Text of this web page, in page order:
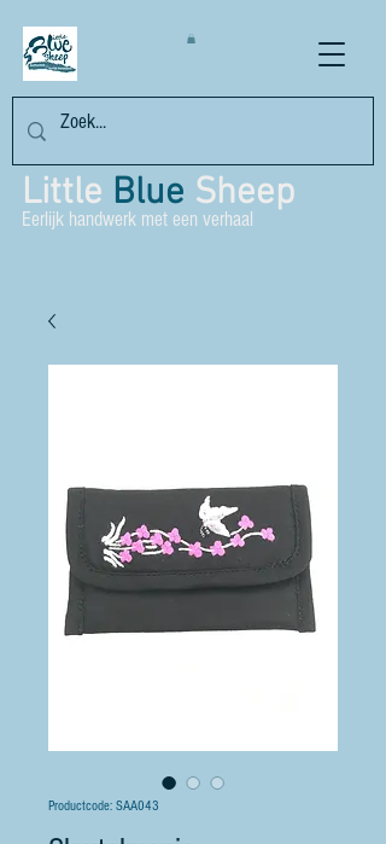
Little Blue Sheep
Eerlijk handwerk met een verhaal
Productcode: SAA043